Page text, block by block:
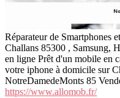
Réparateur de Smartphones
Challans 85300 , Samsung,
en ligne Prêt d'un mobile en
votre iphone à domicile sur
NotreDamedeMonts 85
https://www.allomob.fr/